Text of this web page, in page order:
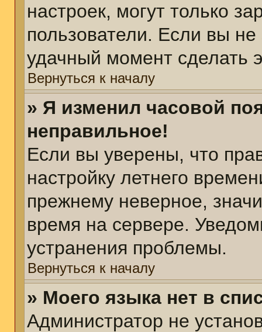
настроек, могут только
пользователи. Если вы
удачный момент сделать
Вернуться к началу
» Я изменил часовой
неправильное!
Если вы уверены, что
настройку летнего
прежнему неверное,
время на сервере.
устранения проблемы.
Вернуться к началу
» Моего языка нет в
Администратор не